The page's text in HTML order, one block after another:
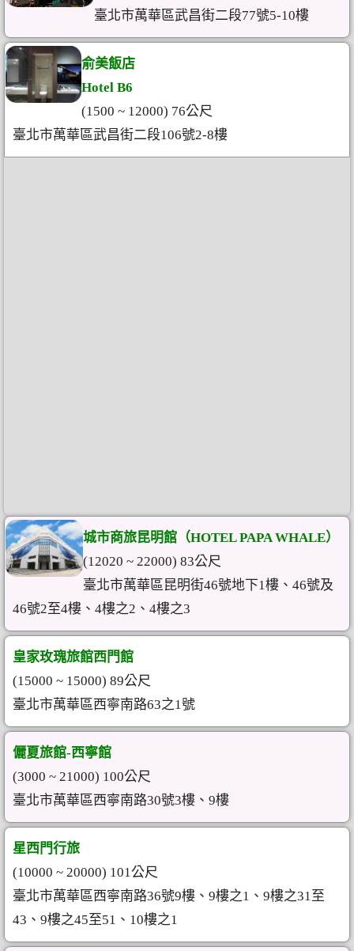
臺北市萬華區武昌街二段77號5-10樓
俞美飯店
Hotel B6
(1500 ~ 12000) 76公尺
臺北市萬華區武昌街二段106號2-8樓
城市商旅昆明館（HOTEL PAPA WHALE）
(12020 ~ 22000) 83公尺
臺北市萬華區昆明街46號地下1樓、46號及
46號2至4樓、4樓之2、4樓之3
皇家玫瑰旅館西門館
(15000 ~ 15000) 89公尺
臺北市萬華區西寧南路63之1號
儷夏旅館-西寧館
(3000 ~ 21000) 100公尺
臺北市萬華區西寧南路30號3樓、9樓
星西門行旅
(10000 ~ 20000) 101公尺
臺北市萬華區西寧南路36號9樓、9樓之1、9樓之31至
43、9樓之45至51、10樓之1